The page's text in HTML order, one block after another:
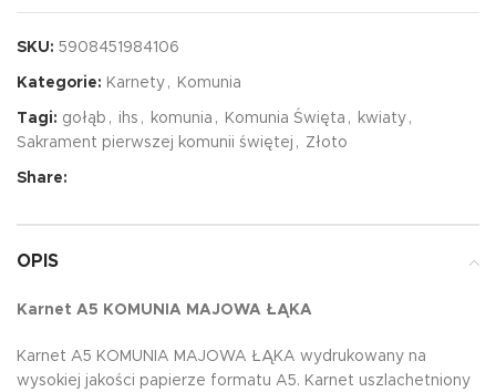
SKU: 5908451984106
Kategorie: Karnety , Komunia
Tagi: gołąb , ihs , komunia , Komunia Święta , kwiaty ,
Sakrament pierwszej komunii świętej , Złoto
Share:
OPIS
Karnet A5 KOMUNIA MAJOWA ŁĄKA
Karnet A5 KOMUNIA MAJOWA ŁĄKA wydrukowany na
wysokiej jakości papierze formatu A5. Karnet uszlachetniony